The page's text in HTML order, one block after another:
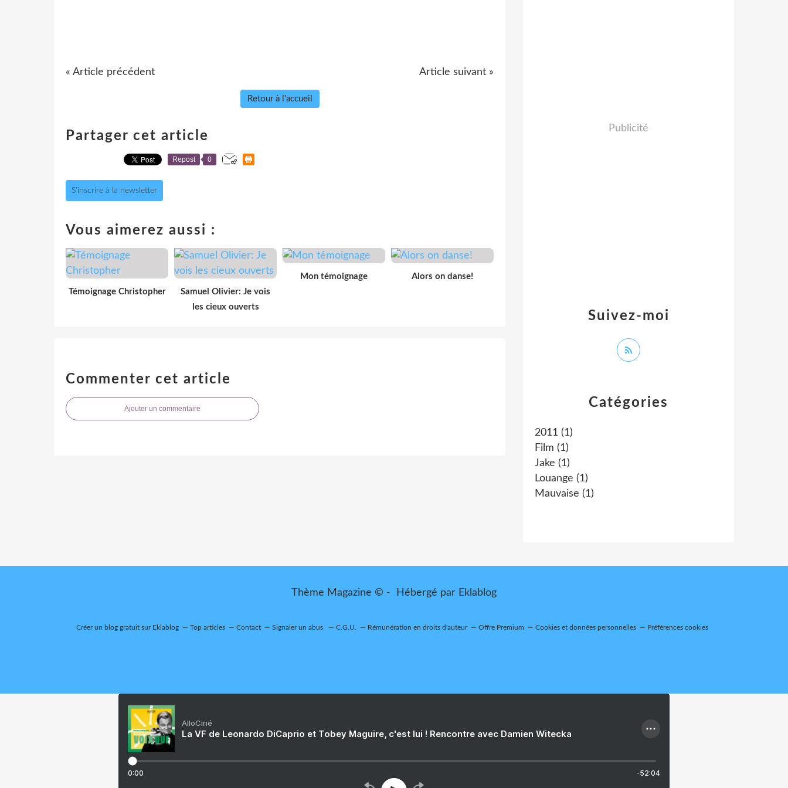
« Article précédent Article suivant »
Retour à l'accueil
Partager cet article
Repost 0
S'inscrire à la newsletter
Vous aimerez aussi :
Témoignage Christopher
Samuel Olivier: Je vois
les cieux ouverts
Mon témoignage Alors on danse!
Commenter cet article
Ajouter un commentaire Catégories
2011 (1)
Film (1)
Jake (1)
Louange (1)
Mauvaise (1)
Suivez-moi
Publicité
Thème Magazine © - Hébergé par Eklablog
Créer un blog gratuit sur Eklablog Top articles Contact Signaler un abus C.G.U. Rémunération en droits d'auteur Offre Premium Cookies et données personnelles Préférences cookies
AlloCiné
La VF de Leonardo DiCaprio et Tobey Maguire, c'est lui ! Rencontre avec Damien Witecka
0:00 -52:04